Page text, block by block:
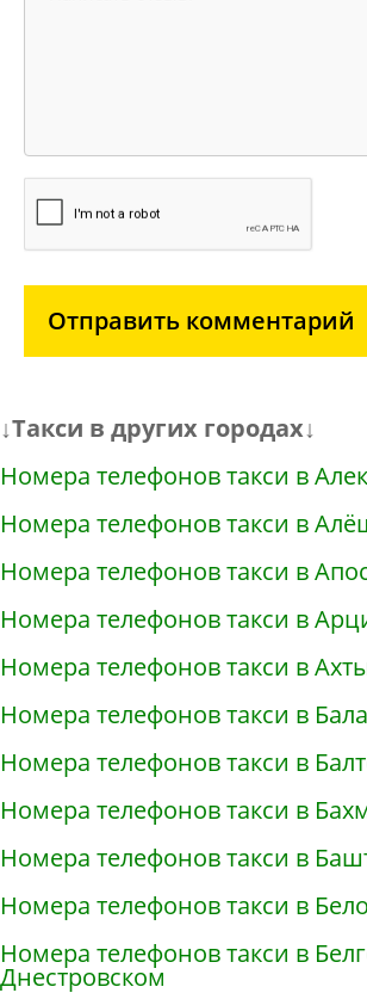
Отправить комментарий
↓Такси в других городах↓
Номера телефонов такси в
Номера телефонов такси в
Номера телефонов такси в
Номера телефонов такси в
Номера телефонов такси в
Номера телефонов такси в
Номера телефонов такси в
Номера телефонов такси в
Номера телефонов такси в
Номера телефонов такси в
Номера телефонов такси в
Днестровском